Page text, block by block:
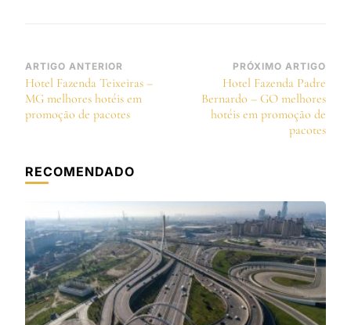
Navegação
de
post
ARTIGO ANTERIOR
Hotel Fazenda Teixeiras –
MG melhores hotéis em
promoção de pacotes
PRÓXIMO ARTIGO
Hotel Fazenda Padre
Bernardo – GO melhores
hotéis em promoção de
pacotes
RECOMENDADO